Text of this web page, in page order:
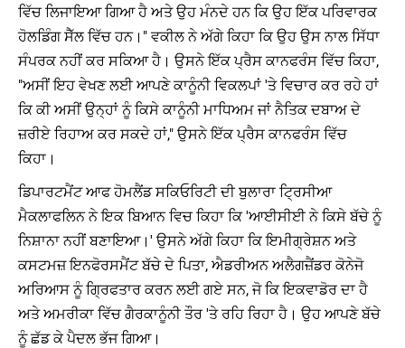
ਵਿੱਚ ਲਿਜਾਇਆ ਗਿਆ ਹੈ ਅਤੇ ਉਹ ਮੰਨਦੇ ਹਨ ਕਿ ਉਹ ਇੱਕ ਪਰਿਵਾਰਕ
ਹੋਲਡਿੰਗ ਸੈੱਲ ਵਿੱਚ ਹਨ।" ਵਕੀਲ ਨੇ ਅੱਗੇ ਕਿਹਾ ਕਿ ਉਹ ਉਸ ਨਾਲ ਸਿੱਧਾ
ਸੰਪਰਕ ਨਹੀਂ ਕਰ ਸਕਿਆ ਹੈ। ਉਸਨੇ ਇੱਕ ਪ੍ਰੈਸ ਕਾਨਫਰੰਸ ਵਿੱਚ ਕਿਹਾ,
"ਅਸੀਂ ਇਹ ਵੇਖਣ ਲਈ ਆਪਣੇ ਕਾਨੂੰਨੀ ਵਿਕਲਪਾਂ 'ਤੇ ਵਿਚਾਰ ਕਰ ਰਹੇ ਹਾਂ
ਕਿ ਕੀ ਅਸੀਂ ਉਨ੍ਹਾਂ ਨੂੰ ਕਿਸੇ ਕਾਨੂੰਨੀ ਮਾਧਿਅਮ ਜਾਂ ਨੈਤਿਕ ਦਬਾਅ ਦੇ
ਜ਼ਰੀਏ ਰਿਹਾਅ ਕਰ ਸਕਦੇ ਹਾਂ," ਉਸਨੇ ਇੱਕ ਪ੍ਰੈਸ ਕਾਨਫਰੰਸ ਵਿੱਚ
ਕਿਹਾ।
ਡਿਪਾਰਟਮੈਂਟ ਆਫ ਹੋਮਲੈਂਡ ਸਕਿਓਰਿਟੀ ਦੀ ਬੁਲਾਰਾ ਟ੍ਰਿਸੀਆ
ਮੈਕਲਾਫਲਿਨ ਨੇ ਇਕ ਬਿਆਨ ਵਿਚ ਕਿਹਾ ਕਿ 'ਆਈਸੀਈ ਨੇ ਕਿਸੇ ਬੱਚੇ ਨੂੰ
ਨਿਸ਼ਾਨਾ ਨਹੀਂ ਬਣਾਇਆ।' ਉਸਨੇ ਅੱਗੇ ਕਿਹਾ ਕਿ ਇਮੀਗ੍ਰੇਸ਼ਨ ਅਤੇ
ਕਸਟਮਜ਼ ਇਨਫੋਰਸਮੈਂਟ ਬੱਚੇ ਦੇ ਪਿਤਾ, ਐਡਰੀਅਨ ਅਲੈਗਜ਼ੈਂਡਰ ਕੋਨੇਜੋ
ਅਰਿਆਸ ਨੂੰ ਗ੍ਰਿਫਤਾਰ ਕਰਨ ਲਈ ਗਏ ਸਨ, ਜੋ ਕਿ ਇਕਵਾਡੋਰ ਦਾ ਹੈ
ਅਤੇ ਅਮਰੀਕਾ ਵਿੱਚ ਗੈਰਕਾਨੂੰਨੀ ਤੌਰ 'ਤੇ ਰਹਿ ਰਿਹਾ ਹੈ। ਉਹ ਆਪਣੇ ਬੱਚੇ
ਨੂੰ ਛੱਡ ਕੇ ਪੈਦਲ ਭੱਜ ਗਿਆ।